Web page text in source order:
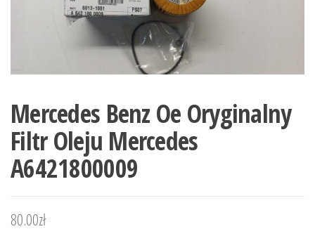
Mercedes Benz Oe Oryginalny
Filtr Oleju Mercedes
A6421800009
80.00zł